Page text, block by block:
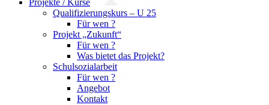
Projekte / Kurse
Qualifizierungskurs – U 25
Für wen ?
Projekt „Zukunft“
Für wen ?
Was bietet das Projekt?
Schulsozialarbeit
Für wen ?
Angebot
Kontakt